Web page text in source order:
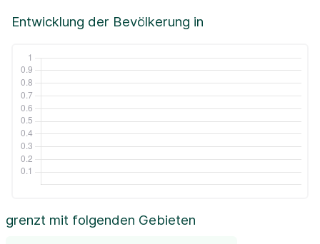
Entwicklung der Bevölkerung in
grenzt mit folgenden Gebieten